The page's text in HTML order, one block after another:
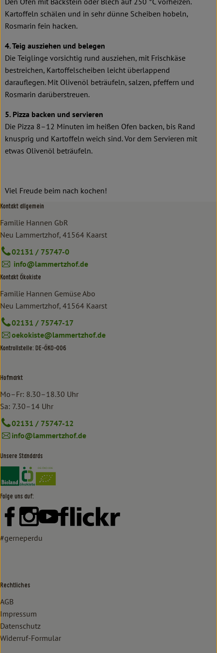
Kartoffeln schälen und in sehr dünne Scheiben hobeln,
Rosmarin fein hacken.
4. Teig ausziehen und belegen
Die Teiglinge vorsichtig rund ausziehen, mit Frischkäse
bestreichen, Kartoffelscheiben leicht überlappend
darauflegen. Mit Olivenöl beträufeln, salzen, pfeffern und
Rosmarin darüberstreuen.
5. Pizza backen und servieren
Die Pizza 8–12 Minuten im heißen Ofen backen, bis Rand
knusprig und Kartoffeln weich sind. Vor dem Servieren mit
etwas Olivenöl beträufeln.
Viel Freude beim nach kochen!
Kontakt allgemein
Familie Hannen GbR
Neu Lammertzhof, 41564 Kaarst
02131 / 75747-0
info@lammertzhof.de
Kontakt Ökokiste
Familie Hannen Gemüse Abo
Neu Lammertzhof, 41564 Kaarst
02131 / 75747-17
oekokiste@lammertzhof.de
Kontrollstelle: DE-ÖKO-006
Hofmarkt
Mo–Fr: 8.30–18.30 Uhr
Sa: 7.30–14 Uhr
02131 / 75747-12
info@lammertzhof.de
Unsere Standards
Externer Link zu https://www.bioland.de/verbraucher
Externer Link zu https://www.oekokiste.de/
Folge uns auf:
Externer Link zu https://www.facebook.com/lammertzhof/
Externer Link zu https://www.instagram.com/
Externer Link zu https://www.youtube.com/
Externer Link zu https://
#gerneperdu
Rechtliches
AGB
Impressum
Datenschutz
Widerruf-Formular